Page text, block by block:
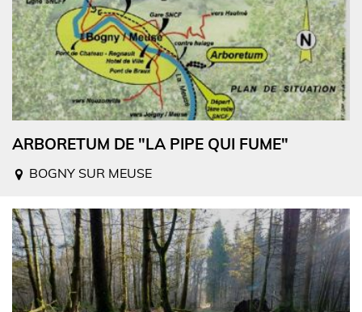
ARBORETUM DE "LA PIPE QUI FUME"
BOGNY SUR MEUSE